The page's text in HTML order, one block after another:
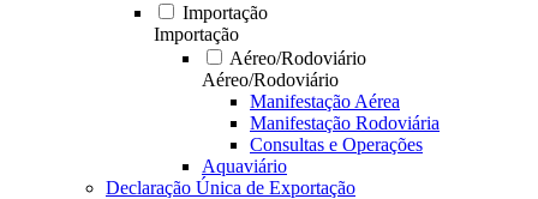
Importação
Importação
Aéreo/Rodoviário
Aéreo/Rodoviário
Manifestação Aérea
Manifestação Rodoviária
Consultas e Operações
Aquaviário
Declaração Única de Exportação